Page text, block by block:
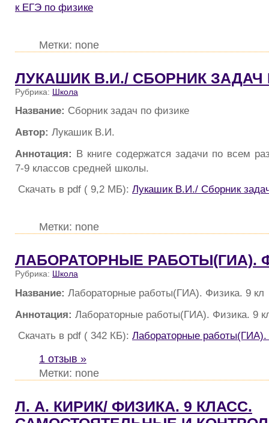
к ЕГЭ по физике
Метки: none
ЛУКАШИК В.И./ СБОРНИК ЗАДАЧ
Рубрика: Школа
Название: Сборник задач по физике
Автор: Лукашик В.И.
Аннотация: В книге содержатся задачи по всем
7-9 классов средней школы.
Скачать в pdf ( 9,2 МБ): Лукашик В.И./ Сборник
Метки: none
ЛАБОРАТОРНЫЕ РАБОТЫ(ГИА).
Рубрика: Школа
Название: Лабораторные работы(ГИА). Физика. 9 кл
Аннотация: Лабораторные работы(ГИА). Физика. 9
Скачать в pdf ( 342 КБ): Лабораторные работы(ГИА).
1 отзыв »
Метки: none
Л. А. КИРИК/ ФИЗИКА. 9 КЛАСС.